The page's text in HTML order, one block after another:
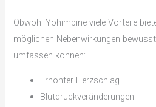
Obwohl Yohimbine viele Vorteile
möglichen Nebenwirkungen
umfassen können:
Erhöhter Herzschlag
Blutdruckveränderungen